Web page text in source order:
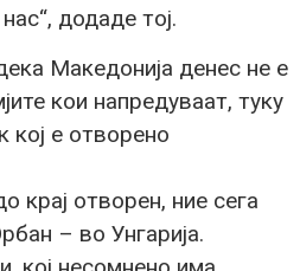
додаде тој.
Македонија денес не е
кои напредуваат, туку
кој е отворено
крај отворен, ние сега
– во Унгарија.